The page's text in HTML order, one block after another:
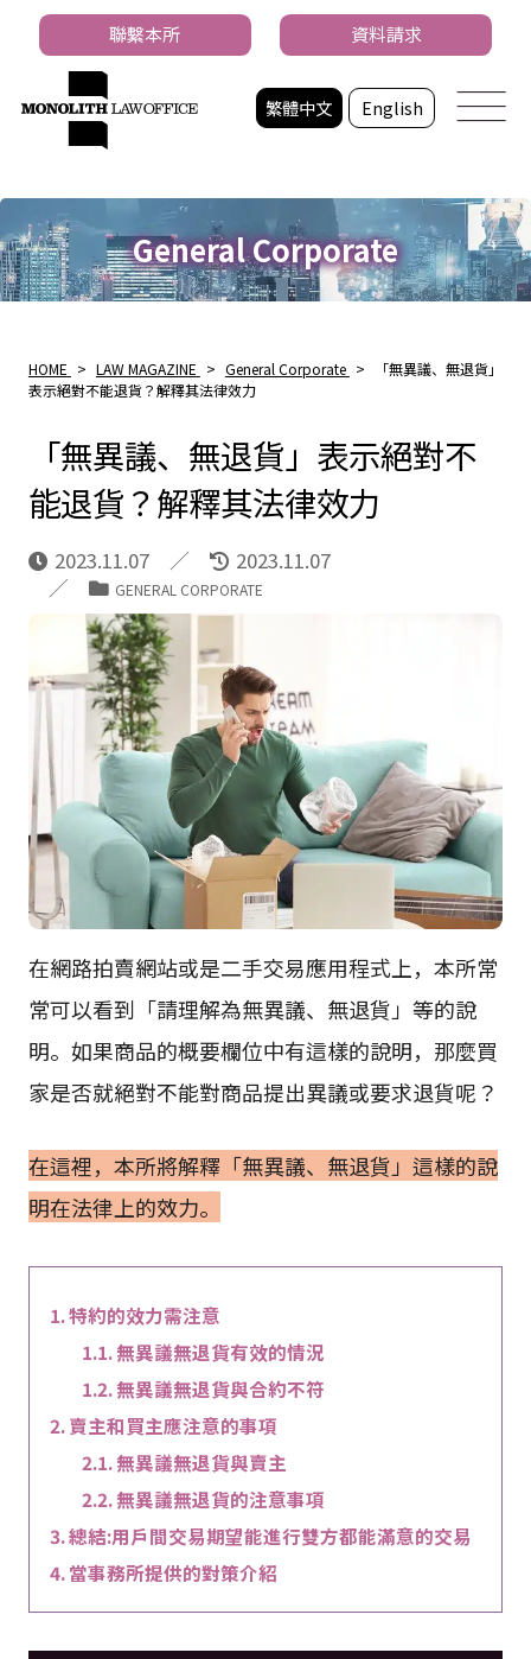
繁體中文 English
聯繫本所 資料請求
General Corporate
HOME > LAW MAGAZINE > General Corporate >
「無異議、無退貨」
表示絕對不能退貨？解釋其法律效力
「無異議、無退貨」表示絕對不
能退貨？解釋其法律效力
2023.11.07 2023.11.07
GENERAL CORPORATE
在網路拍賣網站或是二手交易應用程式上，本所常
常可以看到「請理解為無異議、無退貨」等的說
明。如果商品的概要欄位中有這樣的說明，那麼買
家是否就絕對不能對商品提出異議或要求退貨呢？
在這裡，本所將解釋「無異議、無退貨」這樣的說
明在法律上的效力。
特約的效力需注意
無異議無退貨有效的情況
無異議無退貨與合約不符
賣主和買主應注意的事項
無異議無退貨與賣主
無異議無退貨的注意事項
總結:用戶間交易期望能進行雙方都能滿意的交易
當事務所提供的對策介紹